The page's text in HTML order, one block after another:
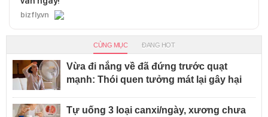
bizfly.vn
CÙNG MỤC ĐANG HOT
Vừa đi nắng về đã đứng trước quạt
mạnh: Thói quen tưởng mát lại gây hại
Tự uống 3 loại canxi/ngày, xương chưa